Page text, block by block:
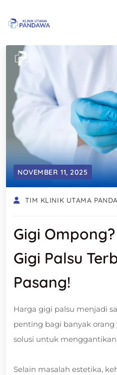
NOVEMBER 11, 2025
TIM KLINIK UTAMA
Gigi
Gigi Palsu
Pasang!
Harga gigi palsu menjadi
penting bagi banyak
solusi untuk
Selain masalah estetika,